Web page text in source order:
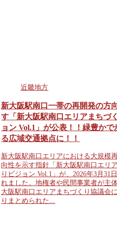
近畿地方
新大阪駅南口一帯の再開発の方
す「新大阪駅南口エリアまちづ
ョン Vol.1」が公表！！緑豊かで
る広域交通拠点に！！
新大阪駅南口エリアにおける大規模
向性を示す指針「新大阪駅南口エリ
りビジョン Vol.1」が、2026年3月31
れました。地権者や民間事業者が主
大阪駅南口エリアまちづくり協議会
りまとめられた...